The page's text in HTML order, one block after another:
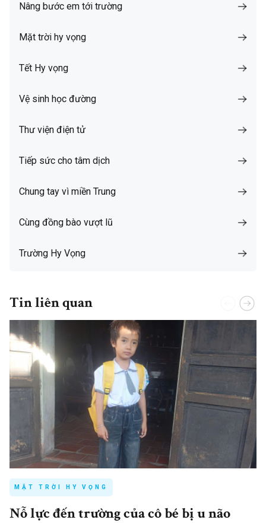
Nâng bước em tới trường
Mặt trời hy vọng
Tết Hy vọng
Vệ sinh học đường
Thư viện điện tử
Tiếp sức cho tâm dịch
Chung tay vì miền Trung
Cùng đồng bào vượt lũ
Trường Hy Vọng
Tin liên quan
MẶT TRỜI HY VỌNG
Nỗ lực đến trường của cô bé bị u não